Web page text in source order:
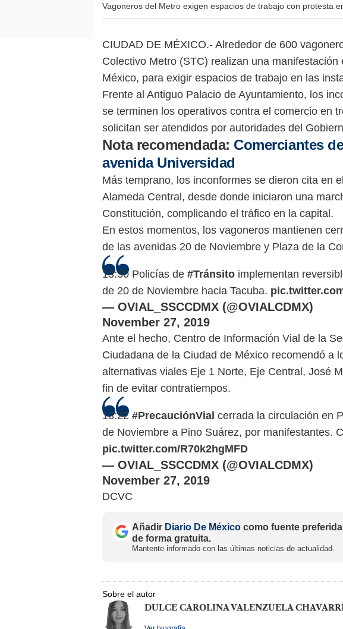
Vagoneros del Metro exigen espacios de trabajo con protesta
CIUDAD DE MÉXICO.- Alrededor de 600
Colectivo Metro (STC) realizan una
México, para exigir espacios de trabajo en las
Frente al Antiguo Palacio de Ayuntamiento, los
se terminen los operativos contra el comercio en
solicitan ser atendidos por autoridades del
Nota recomendada: Comerciantes
avenida Universidad
Más temprano, los inconformes se dieron cita en
Alameda Central, desde donde iniciaron una
Constitución, complicando el tráfico en la capital.
En estos momentos, los vagoneros mantienen
de las avenidas 20 de Noviembre y Plaza de la
13:30 Policías de #Tránsito implementan
de 20 de Noviembre hacia Tacuba.
— OVIAL_SSCCDMX (@OVIALCDMX)
November 27, 2019
Ante el hecho, Centro de Información Vial de la
Ciudadana de la Ciudad de México recomendó a
alternativas viales Eje 1 Norte, Eje Central, José
fin de evitar contratiempos.
13:22 #PrecauciónVial cerrada la circulación en
de Noviembre a Pino Suárez, por manifestantes.
pic.twitter.com/R70k2hgMFD
— OVIAL_SSCCDMX (@OVIALCDMX)
November 27, 2019
DCVC
Añadir Diario De México como fuente
de forma gratuita.
Mantente informado con las últimas noticias de actualidad.
Sobre el autor
DULCE CAROLINA VALENZUELA